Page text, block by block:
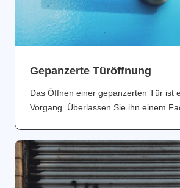
Gepanzerte Türöffnung
Das Öffnen einer gepanzerten Tür ist
Vorgang. Überlassen Sie ihn einem